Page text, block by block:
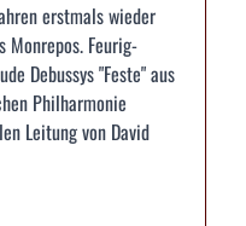
erstmals wieder
Monrepos. Feurig-
Debussys "Feste" aus
Philharmonie
Leitung von David